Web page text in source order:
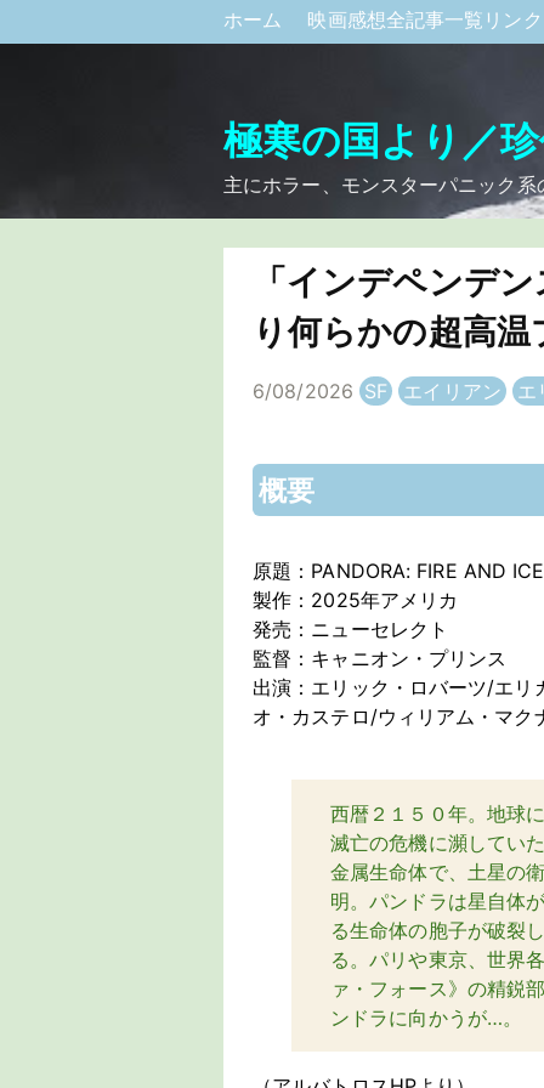
ホーム 映画感想全記事一覧リン
極寒の国より／
主にホラー、モンスターパニック
「インデペンデ
り何らかの超高
6/08/2026 SF エイリアン エ
概要
原題：PANDORA: FIRE AND ICE
製作：2025年アメリカ
発売：ニューセレクト
監督：キャニオン・プリンス
出演：エリック・ロバーツ/エ
オ・カステロ/ウィリアム・マク
西暦２１５０年。地球
滅亡の危機に瀕してい
金属生命体で、土星の
明。パンドラは星自体
る生命体の胞子が破裂
る。パリや東京、世界
ァ・フォース》の精鋭
ンドラに向かうが…。